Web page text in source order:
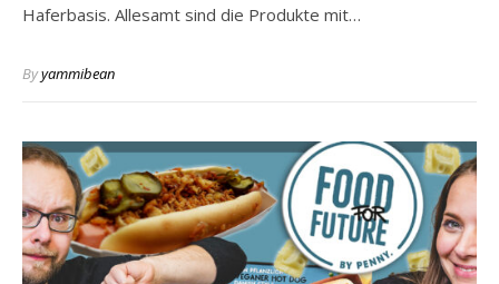
Haferbasis. Allesamt sind die Produkte mit…
Byyammibean